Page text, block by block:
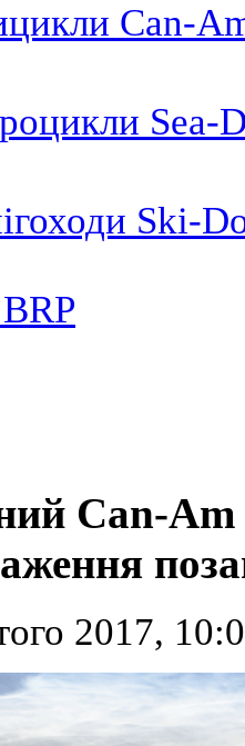
Can-
Sea-
Ski-
Can-
2017,